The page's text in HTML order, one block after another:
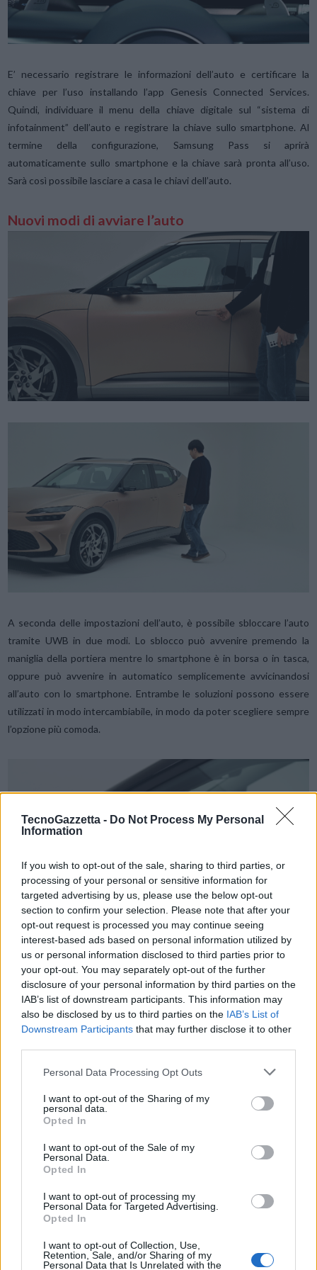
TecnoGazzetta - Do Not Process My Personal
Information
If you wish to opt-out of the sale, sharing to third parties, or
processing of your personal or sensitive information for
targeted advertising by us, please use the below opt-out
section to confirm your selection. Please note that after your
opt-out request is processed you may continue seeing
interest-based ads based on personal information utilized by
us or personal information disclosed to third parties prior to
your opt-out. You may separately opt-out of the further
disclosure of your personal information by third parties on the
IAB’s list of downstream participants. This information may
also be disclosed by us to third parties on the IAB’s List of
Downstream Participants that may further disclose it to other
Personal Data Processing Opt Outs
I want to opt-out of the Sharing of my
personal data.
Opted In
I want to opt-out of the Sale of my
Personal Data.
Opted In
I want to opt-out of processing my
Personal Data for Targeted Advertising.
Opted In
I want to opt-out of Collection, Use,
Retention, Sale, and/or Sharing of my
Personal Data that Is Unrelated with the
E’ necessario registrare le informazioni dell’auto e certificare la
chiave per l’uso installando l’app Genesis Connected Services.
Quindi, individuare il menu della chiave digitale sul “sistema di
infotainment” dell’auto e registrare la chiave sullo smartphone. Al
termine della configurazione, Samsung Pass si aprirà
automaticamente sullo smartphone e la chiave sarà pronta all’uso.
Sarà così possibile lasciare a casa le chiavi dell’auto.
Nuovi modi di avviare l’auto
A seconda delle impostazioni dell’auto, è possibile sbloccare l’auto
tramite UWB in due modi. Lo sblocco può avvenire premendo la
maniglia della portiera mentre lo smartphone è in borsa o in tasca,
oppure può avvenire in automatico semplicemente avvicinandosi
all’auto con lo smartphone. Entrambe le soluzioni possono essere
utilizzati in modo intercambiabile, in modo da poter scegliere sempre
l’opzione più comoda.
Sono disponibili anche alcune utili funzioni che gli utenti possono
utilizzare in remoto sul proprio dispositivo, come suonare il clacson o
avviare l’auto prima di essere entrati nel veicolo, premendo il
La chiave digitale può essere condivisa con
parenti e amici